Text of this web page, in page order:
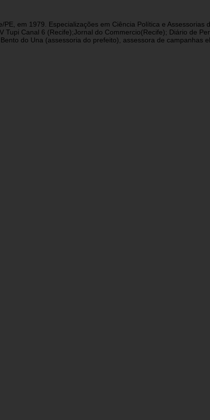
em 1979. Especializações em Ciência Política e
Canal 6 (Recife);Jornal do Commercio(Recife); Diário de
do Una (assessoria do prefeito), assessora de campanhas